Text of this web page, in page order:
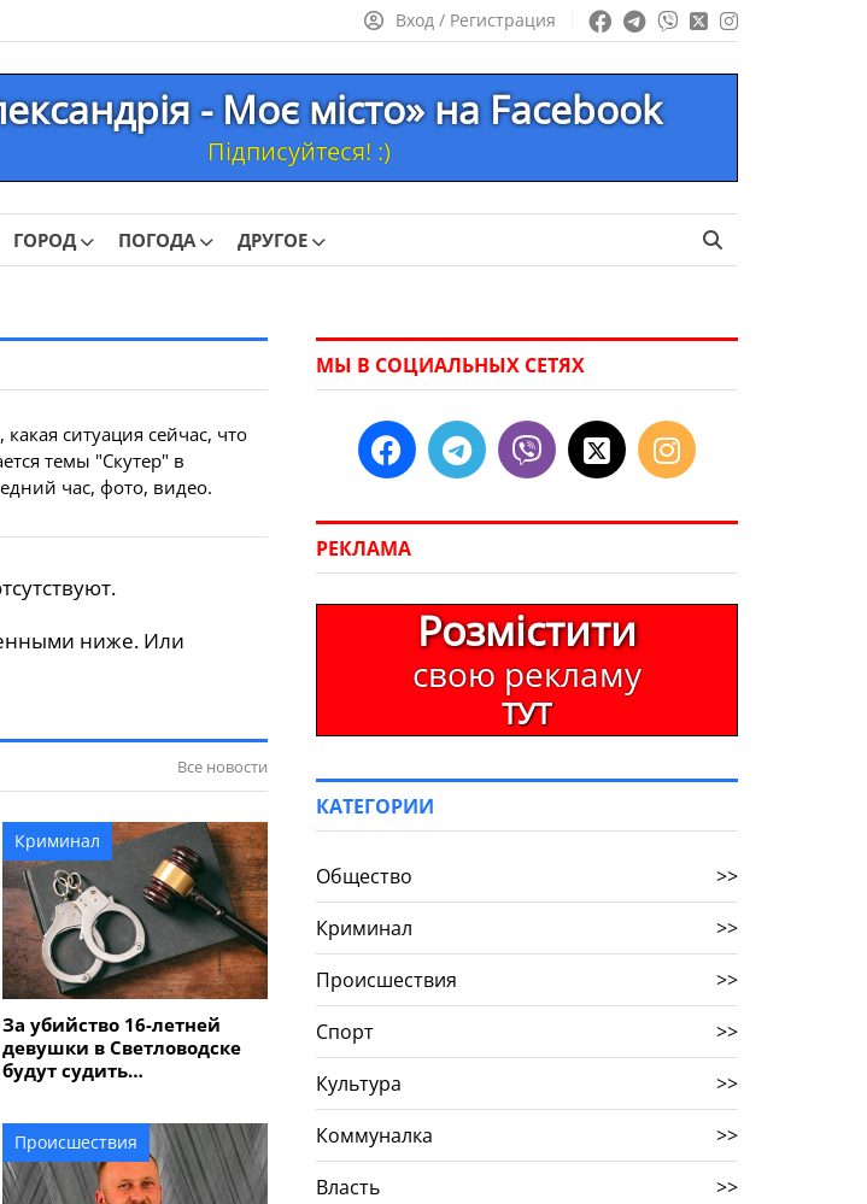
Вход / Регистрация
- Моє місто» на Facebook
Підписуйтеся! :)
ГОРОД ПОГОДА ДРУГОЕ
какая ситуация сейчас, что
темы "Скутер" в
час, фото, видео.
ниже. Или
Все новости
Криминал
За убийство 16-летней
девушки в Светловодске
будут судить
Происшествия
МЫ В СОЦИАЛЬНЫХ СЕТЯХ
РЕКЛАМА
Розмістити
свою рекламу
ТУТ
КАТЕГОРИИ
Общество
>>
Криминал
>>
Происшествия
>>
Спорт
>>
Культура
>>
Коммуналка
>>
Власть
>>